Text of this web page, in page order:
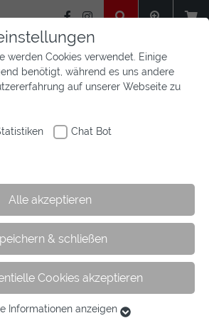
Aktuelles Newsfeed
2023
werden Cookies verwendet. Einige
benötigt, während es uns andere
auf unserer Webseite zu
Chat Bot
Alle akzeptieren
& schließen
Cookies akzeptieren
Informationen anzeigen